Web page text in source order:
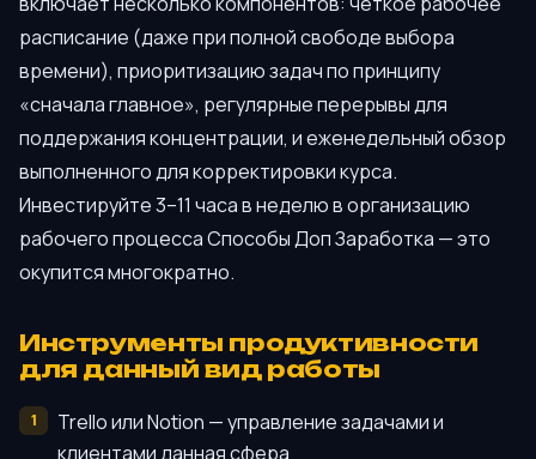
расписание (даже при полной свободе выбора
времени), приоритизацию задач по принципу
«сначала главное», регулярные перерывы для
поддержания концентрации, и еженедельный обзор
выполненного для корректировки курса.
Инвестируйте 3–11 часа в неделю в организацию
рабочего процесса Способы Доп Заработка — это
окупится многократно.
Инструменты продуктивности
для данный вид работы
Trello или Notion — управление задачами и
клиентами данная сфера